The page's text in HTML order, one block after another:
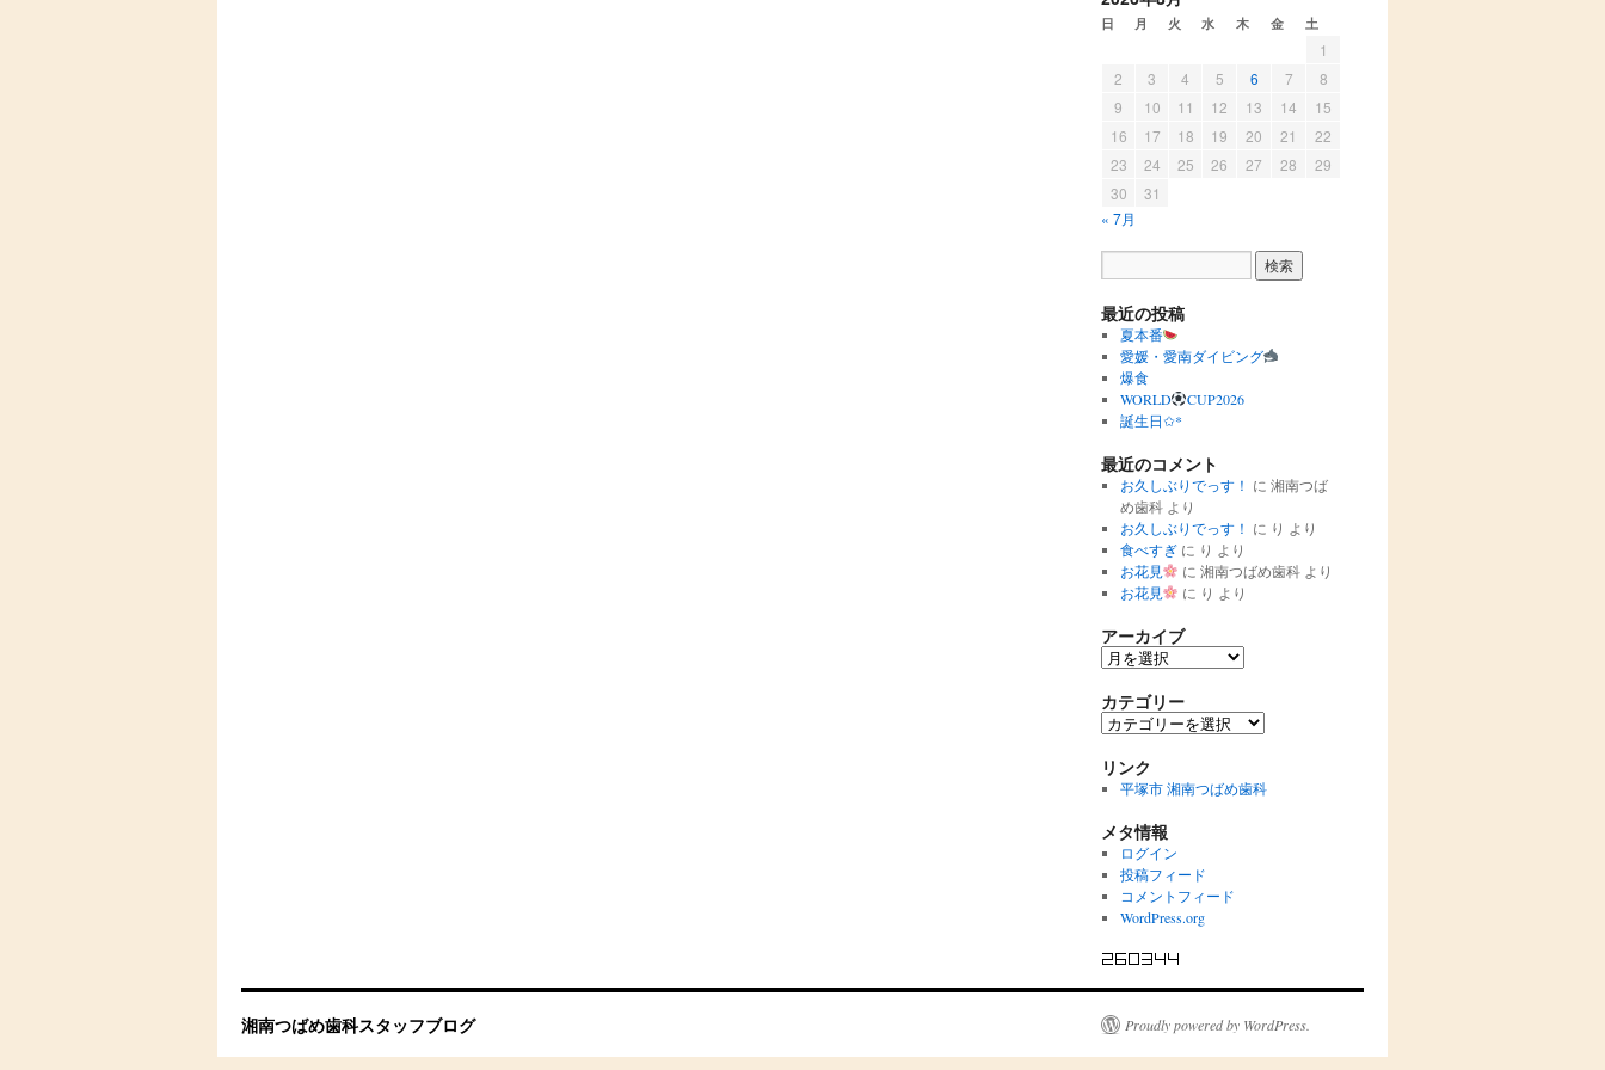
日 月 火 水 木 金 土
1
2
3 4 5 6 7
8
9
10 11 12 13 14
15
16
17 18 19 20 21
22
23
24 25 26 27 28
29
30
31
« 7月
最近の投稿
夏本番
愛媛・愛南ダイビング
爆食
WORLD
CUP2026
誕生日✩︎*
最近のコメント
お久しぶりでっす！ に 湘南つば
め歯科より
お久しぶりでっす！ に り より
食べすぎに り より
お花見
に湘南つばめ歯科 より
お花見
に り より
アーカイブ
ア
カ
イ
カテゴリー
カ
ゴ
リ
リンク
平塚市 湘南つばめ歯科
メタ情報
ログイン
投稿フィード
コメントフィード
WordPress.org
湘南つばめ歯科スタッフブログ Proudly powered by WordPress.